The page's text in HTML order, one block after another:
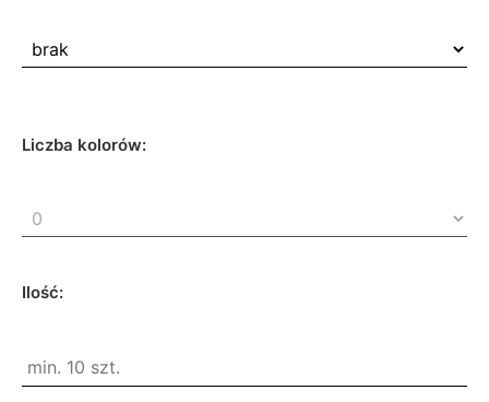
Liczba kolorów:
Ilość: